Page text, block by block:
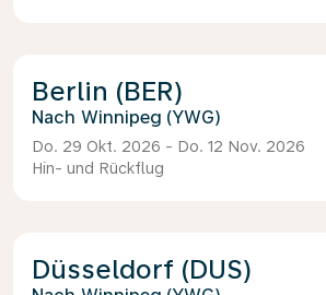
Berlin (BER)
Winnipeg (YWG)
Do. 29 Okt. 2026 - Do. 12 Nov. 2026
Hin- und Rückflug
Düsseldorf (DUS)